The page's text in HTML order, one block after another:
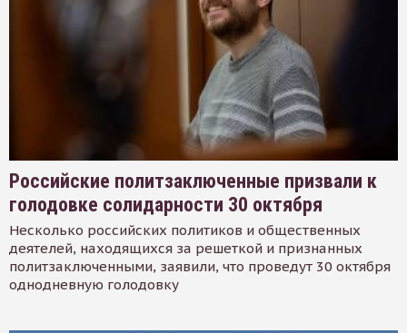
Российские политзаключенные призвали к
голодовке солидарности 30 октября
Несколько российских политиков и общественных
деятелей, находящихся за решеткой и признанных
политзаключенными, заявили, что проведут 30 октября
однодневную голодовку